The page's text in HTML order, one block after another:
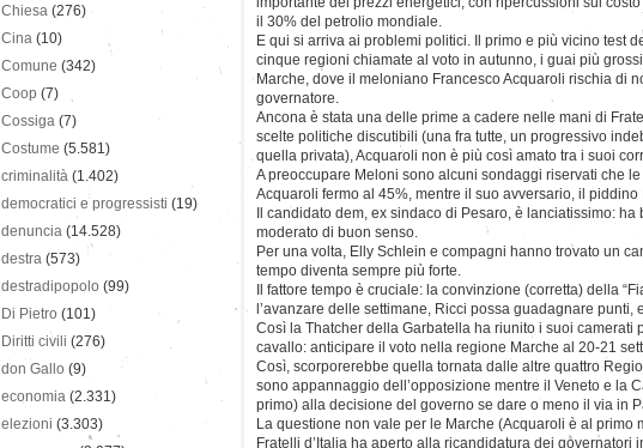
il 30% del petrolio mondiale.
E qui si arriva ai problemi politici. Il primo e più vicino test
cinque regioni chiamate al voto in autunno, i guai più
Marche, dove il meloniano Francesco Acquaroli rischia di
governatore.
Ancona è stata una delle prime a cadere nelle mani di
scelte politiche discutibili (una fra tutte, un progressivo
quella privata), Acquaroli non è più così amato tra i suoi
A preoccupare Meloni sono alcuni sondaggi riservati che
Acquaroli fermo al 45%, mentre il suo avversario, il
Il candidato dem, ex sindaco di Pesaro, è lanciatissimo:
moderato di buon senso.
Per una volta, Elly Schlein e compagni hanno trovato un
tempo diventa sempre più forte.
Il fattore tempo è cruciale: la convinzione (corretta) della
l’avanzare delle settimane, Ricci possa guadagnare punti,
Così la Thatcher della Garbatella ha riunito i suoi camerati
cavallo: anticipare il voto nella regione Marche al 20-21
Così, scorporerebbe quella tornata dalle altre quattro
sono appannaggio dell’opposizione mentre il Veneto e la
primo) alla decisione del governo se dare o meno il via in
La questione non vale per le Marche (Acquaroli è al primo
Fratelli d’Italia ha aperto alla ricandidatura dei governatori
Chiesa (276)
Cina (10)
Comune (342)
Coop (7)
Cossiga (7)
Costume (5.581)
criminalità (1.402)
democratici e progressisti (19)
denuncia (14.528)
destra (573)
destradipopolo (99)
Di Pietro (101)
Diritti civili (276)
don Gallo (9)
economia (2.331)
elezioni (3.303)